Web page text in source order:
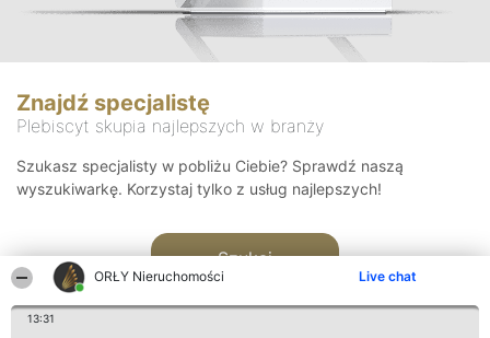
ORŁY Nieruchomości Live chat
13:31
Znajdź specjalistę
Plebiscyt skupia najlepszych w branży
Szukasz specjalisty w pobliżu Ciebie? Sprawdź naszą
wyszukiwarkę. Korzystaj tylko z usług najlepszych!
Szukaj